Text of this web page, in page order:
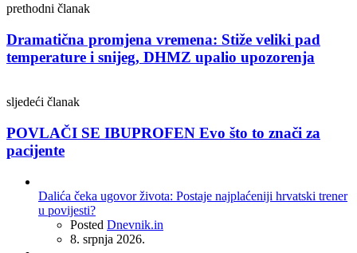
prethodni članak
Dramatična promjena vremena: Stiže veliki pad
temperature i snijeg, DHMZ upalio upozorenja
sljedeći članak
POVLAČI SE IBUPROFEN Evo što to znači za
pacijente
Dalića čeka ugovor života: Postaje najplaćeniji hrvatski trener
u povijesti?
Posted Dnevnik.in
8. srpnja 2026.